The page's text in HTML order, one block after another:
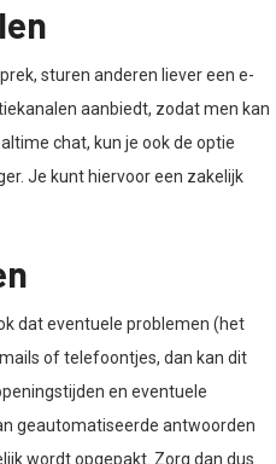
sturen anderen liever een e-
aanbiedt, zodat men kan
chat, kun je ook de optie
Je kunt hiervoor een zakelijk
dat eventuele problemen (het
of telefoontjes, dan kan dit
en eventuele
geautomatiseerde antwoorden
wordt opgepakt. Zorg dan dus